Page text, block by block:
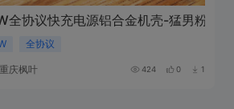
全协议快充电源铝合金机壳-猛男粉
全协议
重庆枫叶 424 0 1